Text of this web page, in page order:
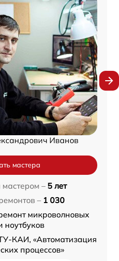
Иванов
мастера
– 5 лет
– 1 030
микроволновых
ноутбуков
КАИ, «Автоматизация
процессов»